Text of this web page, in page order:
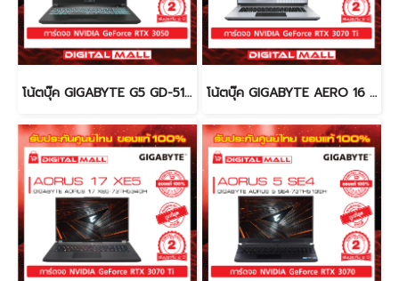
โน้ตบุ๊ค GIGABYTE G5 GD-51TH123SO (Notebook) โน้ตบุ๊ค GIGABYTE AERO 16 XE4-73TH914AH (Notebook)